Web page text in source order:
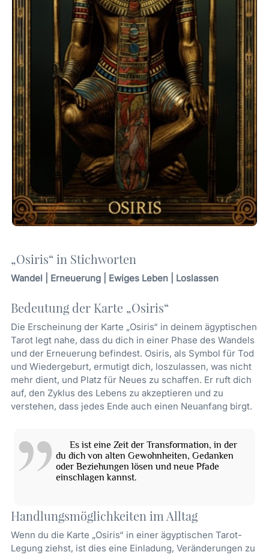
„Osiris“ in Stichworten
Wandel | Erneuerung | Ewiges Leben | Loslassen
Bedeutung der Karte „Osiris“
Die Erscheinung der Karte „Osiris“ in deinem ägyptischen
Tarot legt nahe, dass du dich in einer Phase des Wandels
und der Erneuerung befindest. Osiris, als Symbol für Tod
und Wiedergeburt, ermutigt dich, loszulassen, was nicht
mehr dient, und Platz für Neues zu schaffen. Er ruft dich
auf, den Zyklus des Lebens zu akzeptieren und zu
verstehen, dass jedes Ende auch einen Neuanfang birgt.
Es ist eine Zeit der Transformation, in der
du dich von alten Gewohnheiten, Gedanken
oder Beziehungen lösen und neue Pfade
einschlagen kannst.
Handlungsmöglichkeiten im Alltag
Wenn du die Karte „Osiris“ in einer ägyptischen Tarot-
Legung ziehst, ist dies eine Einladung, Veränderungen zu